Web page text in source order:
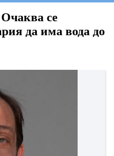
се
да има вода до